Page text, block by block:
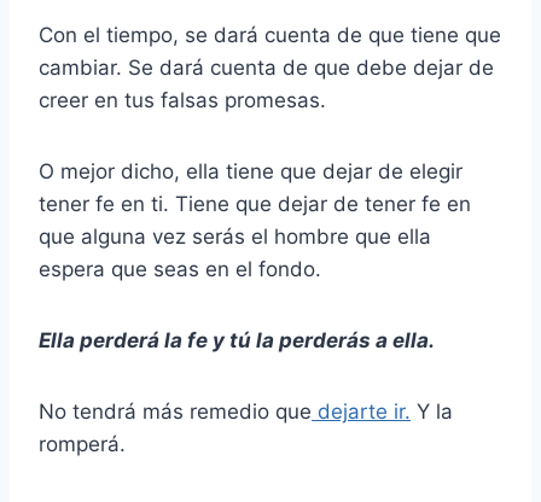
Con el tiempo, se dará cuenta de que tiene que
cambiar. Se dará cuenta de que debe dejar de
creer en tus falsas promesas.
O mejor dicho, ella tiene que dejar de elegir
tener fe en ti. Tiene que dejar de tener fe en
que alguna vez serás el hombre que ella
espera que seas en el fondo.
Ella perderá la fe y tú la perderás a ella.
No tendrá más remedio que dejarte ir. Y la
romperá.